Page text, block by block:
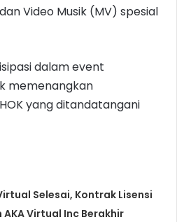
Video Musik (MV) spesial
dalam event
memenangkan
yang ditandatangani
Selesai, Kontrak Lisensi
AKA Virtual Inc Berakhir